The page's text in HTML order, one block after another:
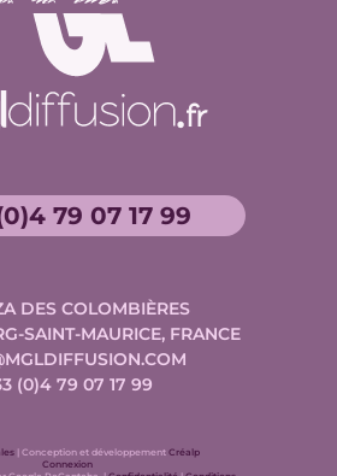
79 07 17 99
DES COLOMBIÈRES
SAINT-MAURICE, FRANCE
(0)4 79 07 17 99
| Conception et développement Conception
Créalp
Connexion